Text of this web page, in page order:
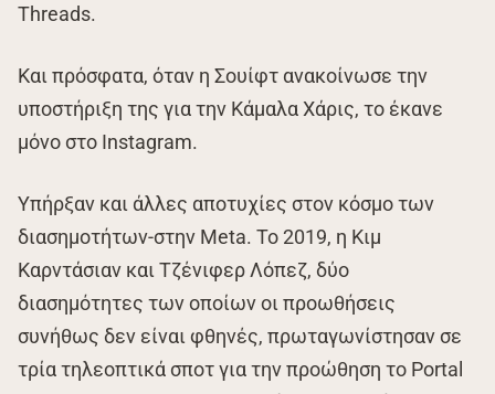
Threads.
Και πρόσφατα, όταν η Σουίφτ ανακοίνωσε την
υποστήριξη της για την Κάμαλα Χάρις, το έκανε
μόνο στο Instagram.
Υπήρξαν και άλλες αποτυχίες στον κόσμο των
διασημοτήτων-στην Meta. Το 2019, η Κιμ
Καρντάσιαν και Τζένιφερ Λόπεζ, δύο
διασημότητες των οποίων οι προωθήσεις
συνήθως δεν είναι φθηνές, πρωταγωνίστησαν σε
τρία τηλεοπτικά σποτ για την προώθηση το Portal